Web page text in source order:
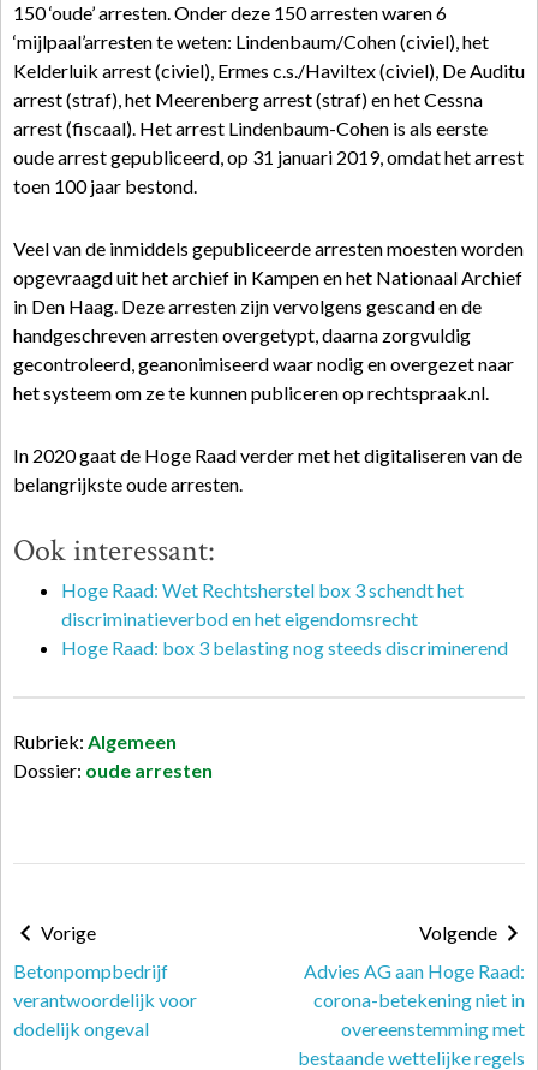
150 ‘oude’ arresten. Onder deze 150 arresten waren 6
‘mijlpaal’arresten te weten: Lindenbaum/Cohen (civiel), het
Kelderluik arrest (civiel), Ermes c.s./Haviltex (civiel), De Auditu
arrest (straf), het Meerenberg arrest (straf) en het Cessna
arrest (fiscaal). Het arrest Lindenbaum-Cohen is als eerste
oude arrest gepubliceerd, op 31 januari 2019, omdat het arrest
toen 100 jaar bestond.
Veel van de inmiddels gepubliceerde arresten moesten worden
opgevraagd uit het archief in Kampen en het Nationaal Archief
in Den Haag. Deze arresten zijn vervolgens gescand en de
handgeschreven arresten overgetypt, daarna zorgvuldig
gecontroleerd, geanonimiseerd waar nodig en overgezet naar
het systeem om ze te kunnen publiceren op rechtspraak.nl.
In 2020 gaat de Hoge Raad verder met het digitaliseren van de
belangrijkste oude arresten.
Ook interessant:
Hoge Raad: Wet Rechtsherstel box 3 schendt het
discriminatieverbod en het eigendomsrecht
Hoge Raad: box 3 belasting nog steeds discriminerend
Rubriek: Algemeen
Dossier: oude arresten
Vorige
Betonpompbedrijf
verantwoordelijk voor
dodelijk ongeval
Volgende
Advies AG aan Hoge Raad:
corona-betekening niet in
overeenstemming met
bestaande wettelijke regels